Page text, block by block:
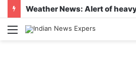
Menu